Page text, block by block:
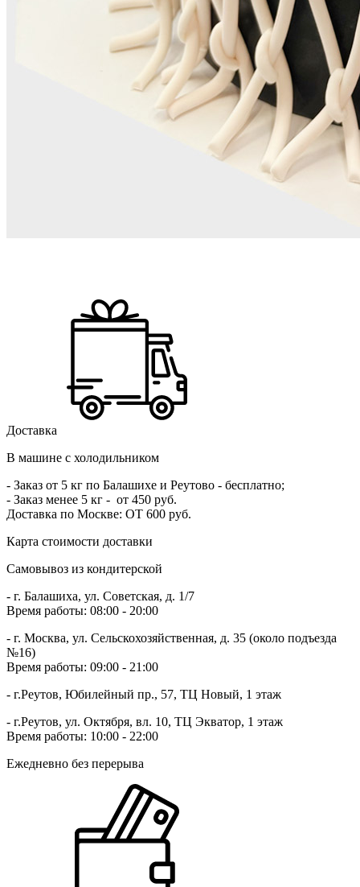
Доставка
В машине с холодильником
- Заказ от 5 кг по Балашихе и Реутово - бесплатно;
- Заказ менее 5 кг - от 450 руб.
Доставка по Москве: ОТ 600 руб.
Карта стоимости доставки
Самовывоз из кондитерской
- г. Балашиха, ул. Советская, д. 1/7
Время работы: 08:00 - 20:00
- г. Москва, ул. Сельскохозяйственная, д. 35 (около подъезда
№16)
Время работы: 09:00 - 21:00
- г.Реутов, Юбилейный пр., 57, ТЦ Новый, 1 этаж
- г.Реутов, ул. Октября, вл. 10, ТЦ Экватор, 1 этаж
Время работы: 10:00 - 22:00
Ежедневно без перерыва